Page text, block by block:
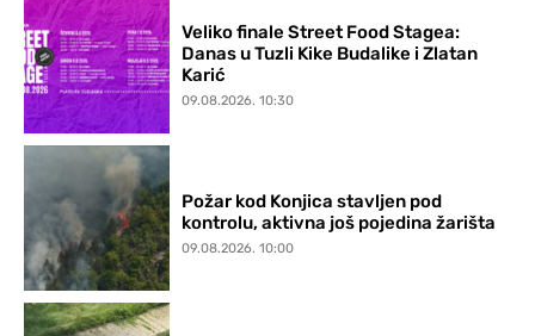
Veliko finale Street Food Stagea:
Danas u Tuzli Kike Budalike i Zlatan
Karić
09.08.2026. 10:30
Požar kod Konjica stavljen pod
kontrolu, aktivna još pojedina žarišta
09.08.2026. 10:00